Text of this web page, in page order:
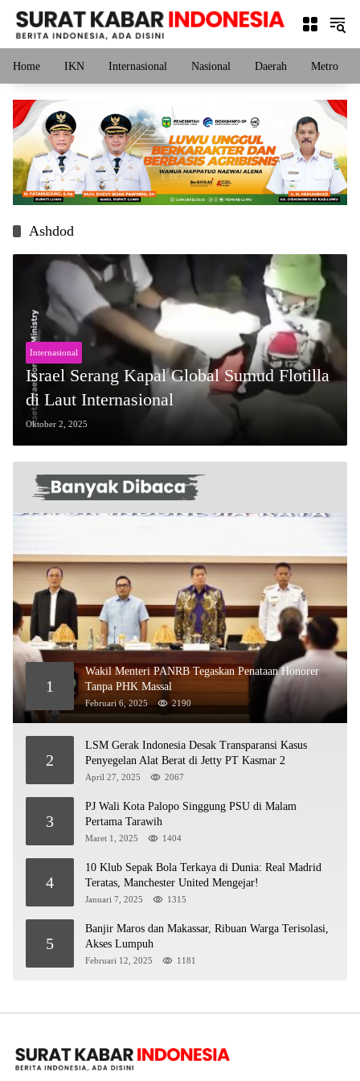
Langsung
konten
Home IKN Internasional Nasional Daerah Metro
Ashdod
Internasional
Israel Serang Kapal Global Sumud Flotilla
di Laut Internasional
Oktober 2, 2025
1
Wakil Menteri PANRB Tegaskan Penataan Honorer
Tanpa PHK Massal
Februari 6, 2025 2190
2
LSM Gerak Indonesia Desak Transparansi Kasus
Penyegelan Alat Berat di Jetty PT Kasmar 2
April 27, 2025 2067
3
PJ Wali Kota Palopo Singgung PSU di Malam
Pertama Tarawih
Maret 1, 2025 1404
4
10 Klub Sepak Bola Terkaya di Dunia: Real Madrid
Teratas, Manchester United Mengejar!
Januari 7, 2025 1315
5
Banjir Maros dan Makassar, Ribuan Warga Terisolasi,
Akses Lumpuh
Februari 12, 2025 1181